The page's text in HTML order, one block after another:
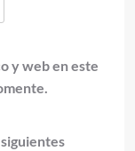
y web en este